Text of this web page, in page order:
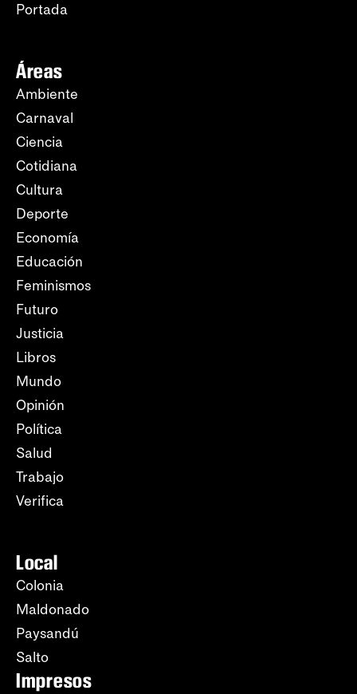
Portada
Áreas
Ambiente
Carnaval
Ciencia
Cotidiana
Cultura
Deporte
Economía
Educación
Feminismos
Futuro
Justicia
Libros
Mundo
Opinión
Política
Salud
Trabajo
Verifica
Local
Colonia
Maldonado
Paysandú
Salto
Impresos